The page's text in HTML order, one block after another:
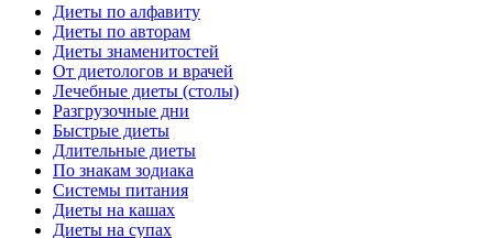
Диеты по алфавиту
Диеты по авторам
Диеты знаменитостей
От диетологов и врачей
Лечебные диеты (столы)
Разгрузочные дни
Быстрые диеты
Длительные диеты
По знакам зодиака
Системы питания
Диеты на кашах
Диеты на супах